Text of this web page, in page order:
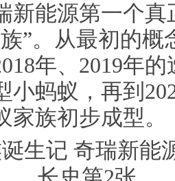
新能源第一个
”。从最初的概
年、2019年
小蚂蚁，再到
家族初步成型。